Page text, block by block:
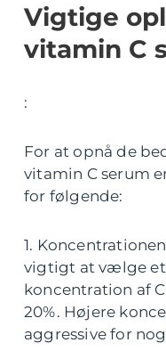
Vigtige
vitamin C
:
For at opnå de
vitamin C serum
for følgende:
1.
vigtigt at vælge et
koncentration af
20%. Højere
aggressive for